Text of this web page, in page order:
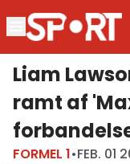
Liam
ramt af
FORMEL 1•FEB. 01